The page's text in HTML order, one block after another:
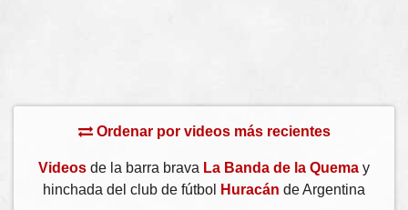
Ordenar por videos más recientes
Videos de la barra brava La Banda de la Quema y
hinchada del club de fútbol
Huracán de Argentina